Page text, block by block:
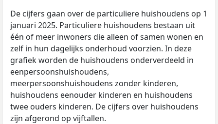
De cijfers gaan over de particuliere huishoudens op 1
januari 2025. Particuliere huishoudens bestaan uit
één of meer inwoners die alleen of samen wonen en
zelf in hun dagelijks onderhoud voorzien. In deze
grafiek worden de huishoudens onderverdeeld in
eenpersoonshuishoudens,
meerpersoonshuishoudens zonder kinderen,
huishoudens eenouder kinderen en huishoudens
twee ouders kinderen. De cijfers over huishoudens
zijn afgerond op vijftallen.